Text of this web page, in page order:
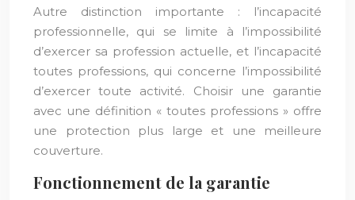
Autre distinction importante : l’incapacité
professionnelle, qui se limite à l’impossibilité
d’exercer sa profession actuelle, et l’incapacité
toutes professions, qui concerne l’impossibilité
d’exercer toute activité. Choisir une garantie
avec une définition « toutes professions » offre
une protection plus large et une meilleure
couverture.
Fonctionnement de la garantie